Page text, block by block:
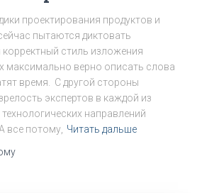
проектирования продуктов и
пытаются диктовать
стиль изложения
максимально верно описать слова
время. С другой стороны
экспертов в каждой из
направлений
все потому, Читать дальше